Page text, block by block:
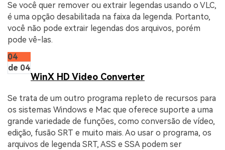
Se você quer remover ou extrair legendas usando o VLC,
é uma opção desabilitada na faixa da legenda. Portanto,
você não pode extrair legendas dos arquivos, porém
pode vê-las.
04
de 04
WinX HD Video Converter
Se trata de um outro programa repleto de recursos para
os sistemas Windows e Mac que oferece suporte a uma
grande variedade de funções, como conversão de vídeo,
edição, fusão SRT e muito mais. Ao usar o programa, os
arquivos de legenda SRT, ASS e SSA podem ser